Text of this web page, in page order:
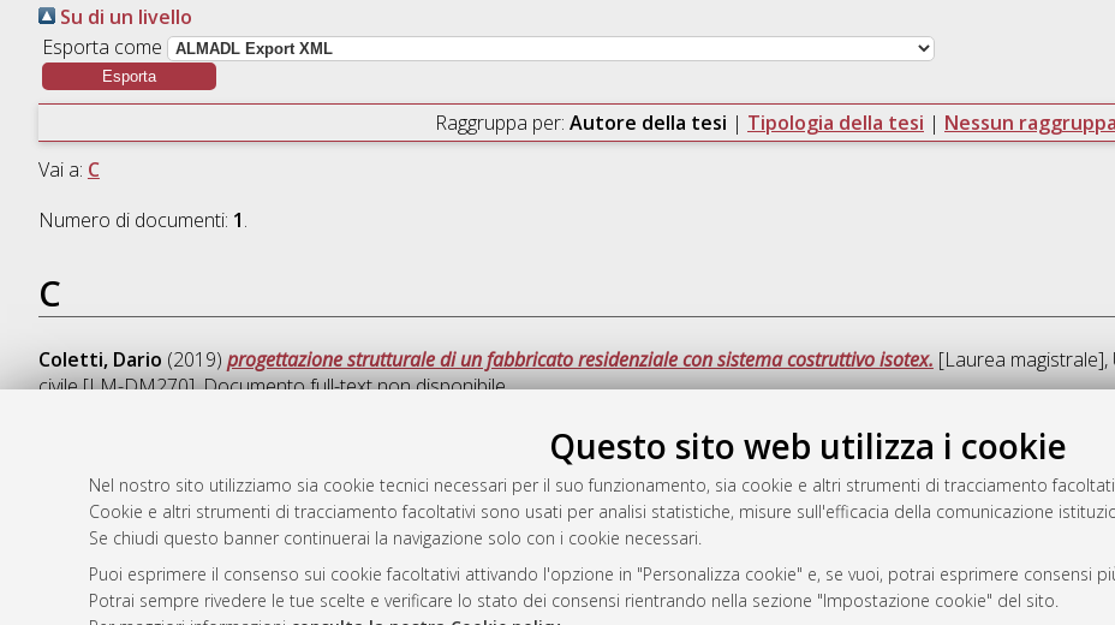
Questo sito web utilizza i cookie
Nel nostro sito utilizziamo sia cookie tecnici necessari per il suo funzionamento, sia cookie e altri strumenti di tracciamento
Cookie e altri strumenti di tracciamento facoltativi sono usati per analisi statistiche, misure sull'efficacia della comunicazione
Se chiudi questo banner continuerai la navigazione solo con i cookie necessari.
Puoi esprimere il consenso sui cookie facoltativi attivando l'opzione in "Personalizza cookie" e, se vuoi, potrai esprimere consensi
Potrai sempre rivedere le tue scelte e verificare lo stato dei consensi rientrando nella sezione "Impostazione cookie" del sito.
Su di un livello
Esporta come
Raggruppa per: Autore della tesi | Tipologia della tesi | Nessun
Vai a: C
Numero di documenti: 1.
C
Coletti, Dario (2019) progettazione strutturale di un fabbricato residenziale con sistema costruttivo isotex. [Laurea magistrale],
civile [LM-DM270], Documento full-text non disponibile
Questa
Atom
Rss 2.0
AMS Laurea
Servizio implementato e gestito da
Impostazioni Cookie
Informativa sulla privacy